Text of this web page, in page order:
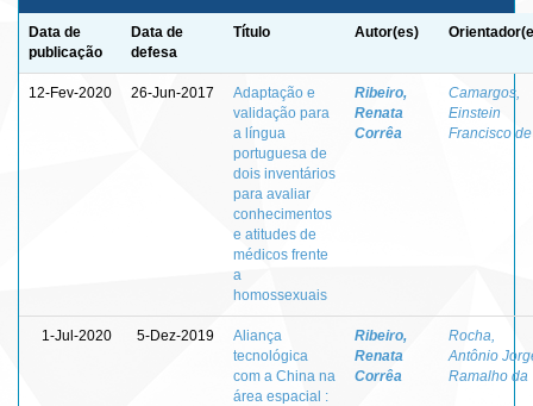
Data de
publicação
Data de
defesa
Título Autor(es)
12-Fev-2020 26-Jun-2017
Adaptação e
validação para
a língua
portuguesa de
dois inventários
para avaliar
conhecimentos
e atitudes de
médicos frente
a
homossexuais
Ribeiro,
Renata
Corrêa
Camargos,
Einstein
Francisco de
1-Jul-2020 5-Dez-2019
Aliança
tecnológica
com a China na
área espacial :
Ribeiro,
Renata
Corrêa
Rocha,
Antônio
Ramalho da